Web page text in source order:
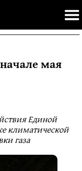
мая
Единой
климатической
газа